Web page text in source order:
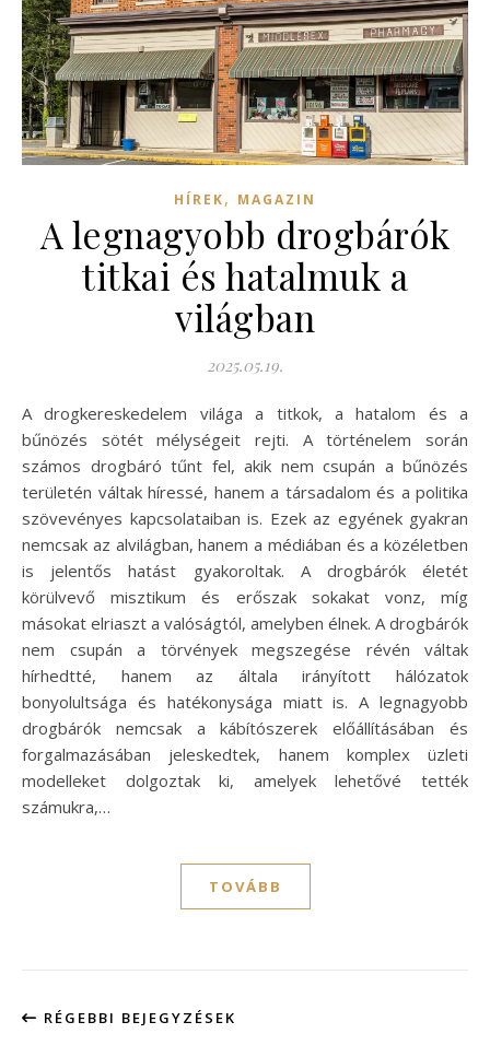
HÍREK, MAGAZIN
A legnagyobb drogbárók
titkai és hatalmuk a
világban
2025.05.19.
A drogkereskedelem világa a titkok, a hatalom és a
bűnözés sötét mélységeit rejti. A történelem során
számos drogbáró tűnt fel, akik nem csupán a bűnözés
területén váltak híressé, hanem a társadalom és a politika
szövevényes kapcsolataiban is. Ezek az egyének gyakran
nemcsak az alvilágban, hanem a médiában és a közéletben
is jelentős hatást gyakoroltak. A drogbárók életét
körülvevő misztikum és erőszak sokakat vonz, míg
másokat elriaszt a valóságtól, amelyben élnek. A drogbárók
nem csupán a törvények megszegése révén váltak
hírhedtté, hanem az általa irányított hálózatok
bonyolultsága és hatékonysága miatt is. A legnagyobb
drogbárók nemcsak a kábítószerek előállításában és
forgalmazásában jeleskedtek, hanem komplex üzleti
modelleket dolgoztak ki, amelyek lehetővé tették
számukra,…
TOVÁBB
RÉGEBBI BEJEGYZÉSEK